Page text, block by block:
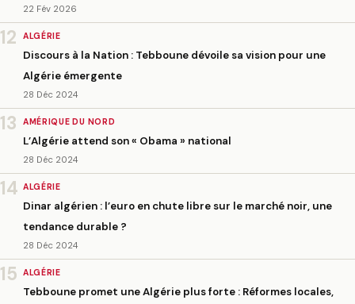
22 Fév 2026
12 ALGÉRIE
Discours à la Nation : Tebboune dévoile sa vision pour une
Algérie émergente
28 Déc 2024
13 AMÉRIQUE DU NORD
L’Algérie attend son « Obama » national
28 Déc 2024
14 ALGÉRIE
Dinar algérien : l’euro en chute libre sur le marché noir, une
tendance durable ?
28 Déc 2024
15 ALGÉRIE
Tebboune promet une Algérie plus forte : Réformes locales,